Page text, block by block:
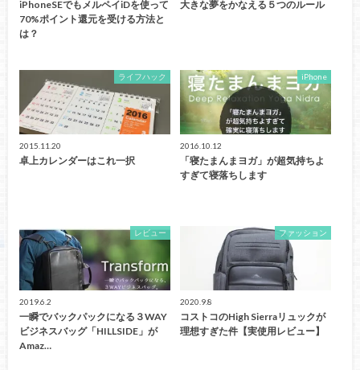
iPhoneSEでもメルペイiDを使って
70%ポイント還元を受ける方法と
は？
大きな夢をかなえる５つのルール
ライフハック
2015.11.20
卓上カレンダーはこれ一択
iPhone
2016.10.12
「寝たまんまヨガ」が超気持ちよ
すぎて寝落ちします
レビュー
2019.6.2
一瞬でバックパックになる３WAY
ビジネスバッグ「HILLSIDE」が
Amaz…
ファッション
2020.9.8
コストコのHigh Sierraリュックが
理想すぎた件【実使用レビュー】